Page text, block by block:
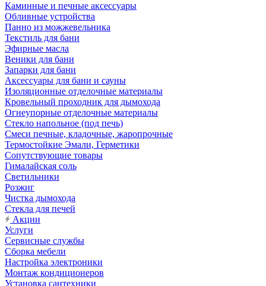
Каминные и печные аксессуары
Обливные устройства
Панно из можжевельника
Текстиль для бани
Эфирные масла
Веники для бани
Запарки для бани
Аксессуары для бани и сауны
Изоляционные отделочные материалы
Кровельный проходник для дымохода
Огнеупорные отделочные материалы
Стекло напольное (под печь)
Смеси печные, кладочные, жаропрочные
Термостойкие Эмали, Герметики
Сопутствующие товары
Гималайская соль
Светильники
Розжиг
Чистка дымохода
Стекла для печей
Акции
Услуги
Сервисные службы
Сборка мебели
Настройка электроники
Монтаж кондиционеров
Установка сантехники